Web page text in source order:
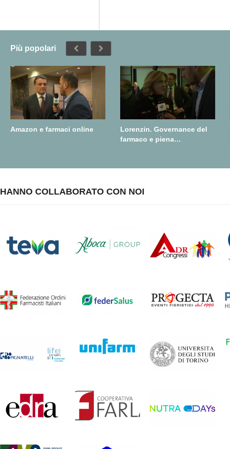
Più popolari
Amazon e farmaci online
Lorenzin. Governance del
farmaco e piena
HANNO COLLABORATO CON NOI